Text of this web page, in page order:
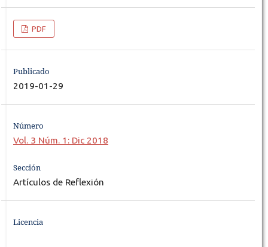
PDF
Publicado
2019-01-29
Número
Vol. 3 Núm. 1: Dic 2018
Sección
Artículos de Reflexión
Licencia